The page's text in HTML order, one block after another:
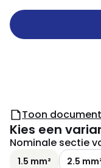
Toon
Kies een
Nominale sectie
1.5 mm² 2.5